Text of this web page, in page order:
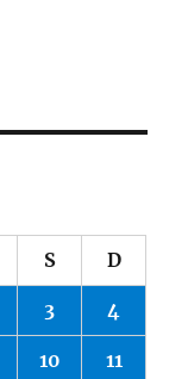
S D
3 4
10 11